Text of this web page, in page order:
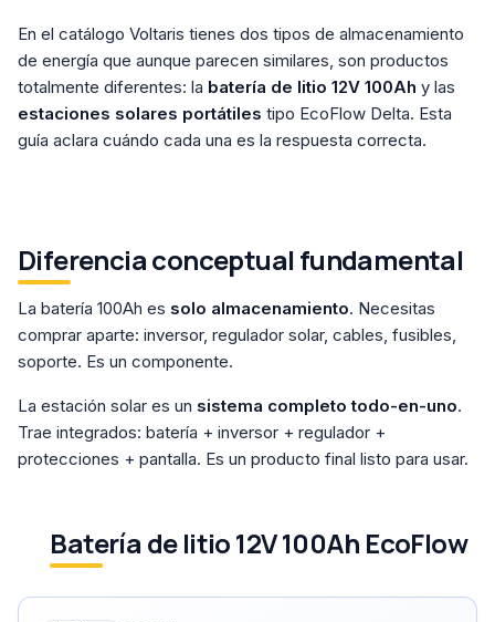
En el catálogo Voltaris tienes dos tipos de almacenamiento
de energía que aunque parecen similares, son productos
totalmente diferentes: la batería de litio 12V 100Ah y las
estaciones solares portátiles tipo EcoFlow Delta. Esta
guía aclara cuándo cada una es la respuesta correcta.
Diferencia conceptual fundamental
La batería 100Ah es solo almacenamiento. Necesitas
comprar aparte: inversor, regulador solar, cables, fusibles,
soporte. Es un componente.
La estación solar es un sistema completo todo-en-uno.
Trae integrados: batería + inversor + regulador +
protecciones + pantalla. Es un producto final listo para usar.
Batería de litio 12V 100Ah EcoFlow